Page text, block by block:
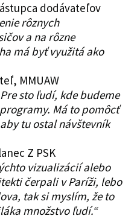
dodávateľov
rôznych
a na rôzne
má byť využitá ako
MMUAW
Pre sto ľudí, kde budeme
Má to pomôcť
tu ostal návštevník
Z PSK
vizualizácií alebo
čerpali v Paríži, lebo
tak si myslím, že to
množstvo ľudí.“